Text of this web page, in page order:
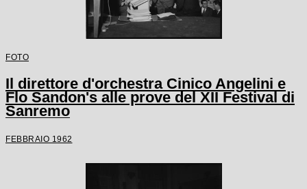
FOTO
Il direttore d'orchestra Cinico Angelini e
Flo Sandon's alle prove del XII Festival di
Sanremo
FEBBRAIO 1962